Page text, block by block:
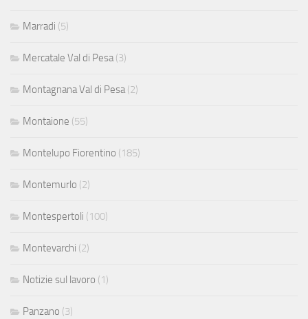
Marradi (5)
Mercatale Val di Pesa(3)
Montagnana Val di Pesa(2)
Montaione (55)
Montelupo Fiorentino (185)
Montemurlo (2)
Montespertoli (100)
Montevarchi (2)
Notizie sul lavoro (1)
Panzano (3)